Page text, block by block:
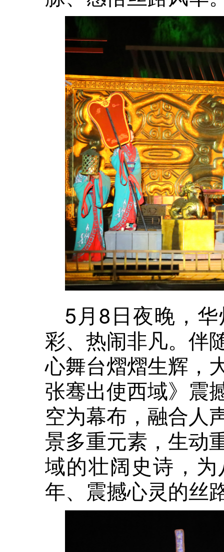
5月8日夜晚，
彩、热闹非凡。伴
心舞台熠熠生辉
张骞出使西域》震
空为幕布，融合人
景多重元素，生动
域的壮阔史诗，
年、震撼心灵的丝